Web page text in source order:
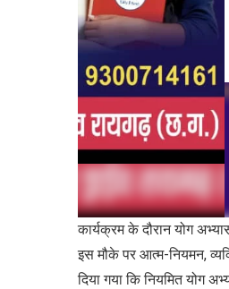
कार्यक्रम के दौरान योग
इस मौके पर आत्म-नियमन,
दिया गया कि नियमित योग